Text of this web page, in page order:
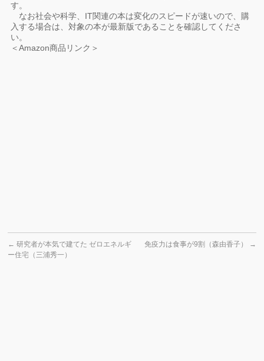
す。
なお社会や科学、IT関連の本は変化のスピードが速いので、購
入する場合は、対象の本が最新版であることを確認してくださ
い。
＜Amazon商品リンク＞
← 研究者が本気で建てた ゼロエネルギ
ー住宅（三浦秀一）
免疫力は食事が9割（森由香子） →